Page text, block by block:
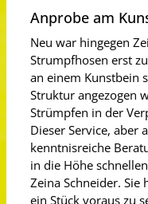
Anprobe am
Neu war hingegen
Strumpfhosen erst
an einem Kunstbein
Struktur angezogen
Strümpfen in der
Dieser Service, aber
kenntnisreiche
in die Höhe
Zeina Schneider.
ein Stück voraus zu